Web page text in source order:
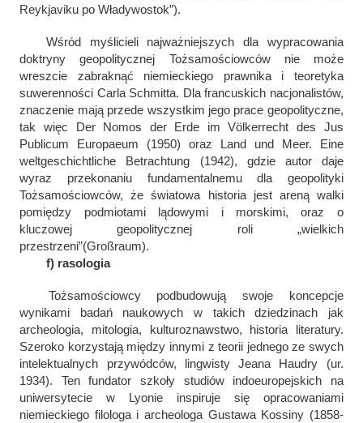
Reykjaviku po Władywostok”).
Wśród myślicieli najważniejszych dla wypracowania
doktryny geopolitycznej Tożsamościowców nie może
wreszcie zabraknąć niemieckiego prawnika i teoretyka
suwerenności Carla Schmitta. Dla francuskich nacjonalistów,
znaczenie mają przede wszystkim jego prace geopolityczne,
tak więc Der Nomos der Erde im Völkerrecht des Jus
Publicum Europaeum (1950) oraz Land und Meer. Eine
weltgeschichtliche Betrachtung (1942), gdzie autor daje
wyraz przekonaniu fundamentalnemu dla geopolityki
Tożsamościowców, że światowa historia jest areną walki
pomiędzy podmiotami lądowymi i morskimi, oraz o
kluczowej geopolitycznej roli „wielkich
przestrzeni”(Großraum).
f) rasologia
Tożsamościowcy podbudowują swoje koncepcje
wynikami badań naukowych w takich dziedzinach jak
archeologia, mitologia, kulturoznawstwo, historia literatury.
Szeroko korzystają między innymi z teorii jednego ze swych
intelektualnych przywódców, lingwisty Jeana Haudry (ur.
1934). Ten fundator szkoły studiów indoeuropejskich na
uniwersytecie w Lyonie inspiruje się opracowaniami
niemieckiego filologa i archeologa Gustawa Kossiny (1858-